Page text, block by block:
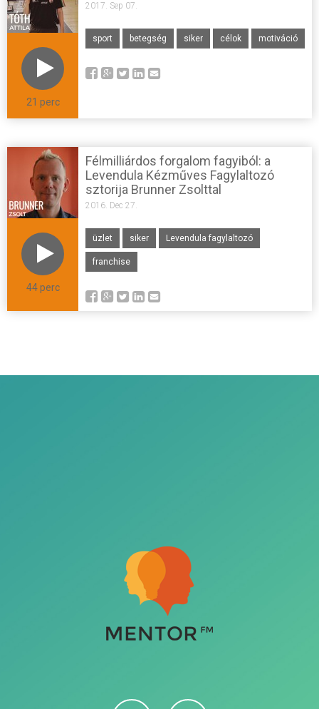
21 perc
2017. Sep 07.
sport betegség siker célok motiváció
44 perc
Félmilliárdos forgalom fagyiból: a
Levendula Kézműves Fagylaltozó
sztorija Brunner Zsolttal
2016. Dec 27.
üzlet siker Levendula fagylaltozó
franchise